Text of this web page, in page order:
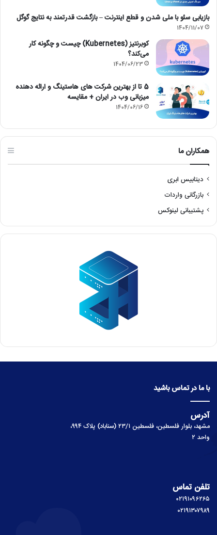
بازیابی سئو با ملی شدن و قطع اینترنت – بازگشت قدرتمند به نتایج گوگل
1404/11/07
کوبرنتیز (Kubernetes) چیست و چگونه کار
می‌کند؟
1404/06/23
5 تا از بهترین شرکت های هاستینگ و ارائه دهنده
میزبانی وب در ایران + مقایسه
1404/06/16
همکاران ما
دیتابیس ابری
بازرگانی واردات
پشتیبانی لینوکس
با ما در تماس باشید
آدرس
مشهد، بلوار فلسطین، فلسطین ۲۳/۱ (سناباد) پلاک ۹۹۴،
واحد ۲
تلفن تماس
۰۲۱۹۱۰۹۶۲۶۵
۰۲۱۹۱۳۰۷۹۸۹